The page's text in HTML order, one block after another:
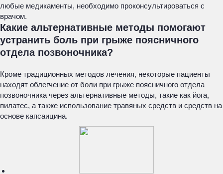
любые медикаменты, необходимо проконсультироваться с
врачом.
Какие альтернативные методы помогают
устранить боль при грыже поясничного
отдела позвоночника?
Кроме традиционных методов лечения, некоторые пациенты
находят облегчение от боли при грыже поясничного отдела
позвоночника через альтернативные методы, такие как йога,
пилатес, а также использование травяных средств и средств на
основе капсаицина.